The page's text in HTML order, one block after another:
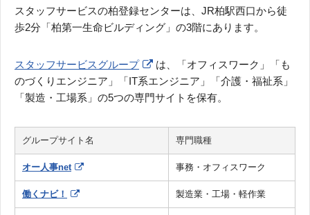
スタッフサービスの柏登録センターは、JR柏駅西口から徒
歩2分「柏第一生命ビルディング」の3階にあります。
スタッフサービスグループ
は、「オフィスワーク」「も
のづくりエンジニア」「IT系エンジニア」「介護・福祉系」
「製造・工場系」の5つの専門サイトを保有。
グループサイト名 専門職種
オー人事net 事務・オフィスワーク
働くナビ！ 製造業・工場・軽作業